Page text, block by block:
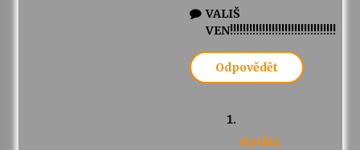
VALIŠ
VEN!!!!!!!!!!!!!!!!!!!!!!!!!!!!!!!!!
Odpovědět
styrlitz